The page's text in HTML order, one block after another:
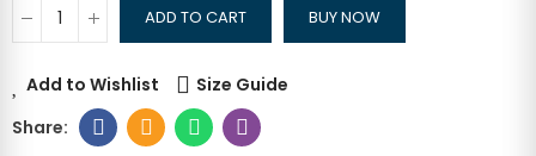
ADD TO CART BUY NOW
Add to Wishlist Size Guide